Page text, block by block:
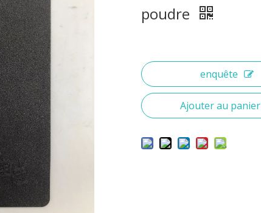
poudre
enquête
Ajouter au panier